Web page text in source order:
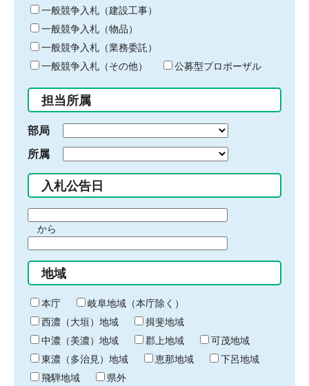
キ
ー
ワ
ー
ド
入
力
一般競争入札（建設工事）
一般競争入札（物品）
一般競争入札（業務委託）
一般競争入札（その他）
公募型プロポーザル
担当所属
部局
所属
入札公告日
間
始
り
から
間
終
わ
り
地域
本庁
岐阜地域（本庁除く）
西濃（大垣）地域
揖斐地域
中濃（美濃）地域
郡上地域
可茂地域
東濃（多治見）地域
恵那地域
下呂地域
飛騨地域
県外